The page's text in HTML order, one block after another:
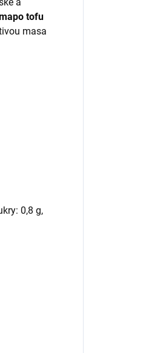
tofu
masa
0,8 g,